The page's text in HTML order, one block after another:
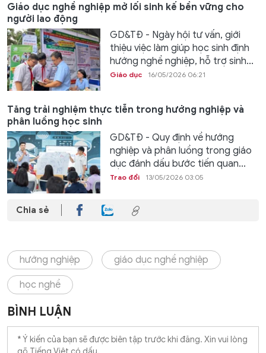
Giáo dục nghề nghiệp mở lối sinh kế bền vững cho
người lao động
GD&TĐ - Ngày hội tư vấn, giới
thiệu việc làm giúp học sinh định
hướng nghề nghiệp, hỗ trợ sinh...
Giáo dục 16/05/2026 06:21
Tăng trải nghiệm thực tiễn trong hướng nghiệp và
phân luồng học sinh
GD&TĐ - Quy định về hướng
nghiệp và phân luồng trong giáo
dục đánh dấu bước tiến quan...
Trao đổi 13/05/2026 03:05
Chia sẻ
hướng nghiệp giáo dục nghề nghiệp
học nghề
BÌNH LUẬN